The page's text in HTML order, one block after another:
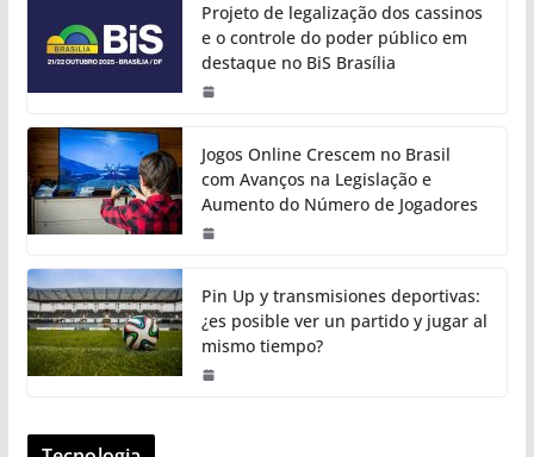
Projeto de legalização dos cassinos
e o controle do poder público em
destaque no BiS Brasília
Jogos Online Crescem no Brasil
com Avanços na Legislação e
Aumento do Número de Jogadores
Pin Up y transmisiones deportivas:
¿es posible ver un partido y jugar al
mismo tiempo?